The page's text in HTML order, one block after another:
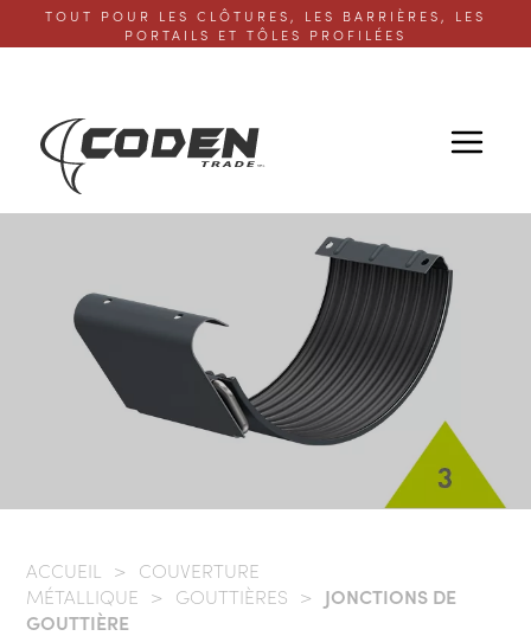
TOUT POUR LES CLÔTURES, LES BARRIÈRES, LES
PORTAILS ET TÔLES PROFILÉES
ACCUEIL / COUVERTURE
MÉTALLIQUE
/ GOUTTIÈRES / JONCTIONS DE
GOUTTIÈRE